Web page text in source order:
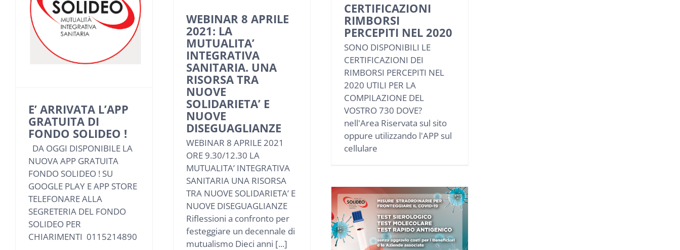
WEBINAR 8 APRILE
2021: LA
MUTUALITA’
INTEGRATIVA
SANITARIA. UNA
RISORSA TRA
NUOVE
SOLIDARIETA’ E
NUOVE
DISEGUAGLIANZE
WEBINAR 8 APRILE 2021
ORE 9.30/12.30 LA
MUTUALITA’ INTEGRATIVA
SANITARIA UNA RISORSA
TRA NUOVE SOLIDARIETA’ E
NUOVE DISEGUAGLIANZE
Riflessioni a confronto per
festeggiare un decennale di
mutualismo Dieci anni [...]
CERTIFICAZIONI
RIMBORSI
PERCEPITI NEL 2020
SONO DISPONIBILI LE
CERTIFICAZIONI DEI
RIMBORSI PERCEPITI NEL
2020 UTILI PER LA
COMPILAZIONE DEL
VOSTRO 730 DOVE?
nell'Area Riservata sul sito
oppure utilizzando l'APP sul
cellulare
E’ ARRIVATA L’APP
GRATUITA DI
FONDO SOLIDEO !
DA OGGI DISPONIBILE LA
NUOVA APP GRATUITA
FONDO SOLIDEO ! SU
GOOGLE PLAY E APP STORE
TELEFONARE ALLA
SEGRETERIA DEL FONDO
SOLIDEO PER
CHIARIMENTI 0115214890